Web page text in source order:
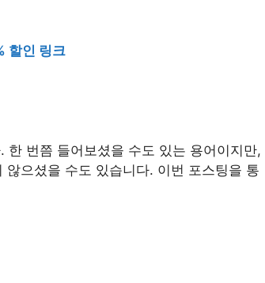
할인 링크
한 번쯤 들어보셨을 수도 있는 용어이지만,
으셨을 수도 있습니다. 이번 포스팅을 통